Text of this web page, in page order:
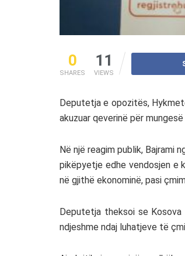
0
SHARES
11
VIEWS
Deputetja e opozitës,
akuzuar qeverinë për
Në një reagim publik, Bajrami
pikëpyetje edhe vendosjen e
në gjithë ekonominë, pasi
Deputetja theksoi se
ndjeshme ndaj luhatjeve të